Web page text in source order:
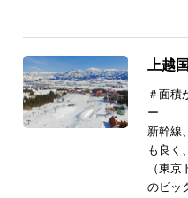
上越
＃面
ー
新幹線
も良く
（東
のビッ